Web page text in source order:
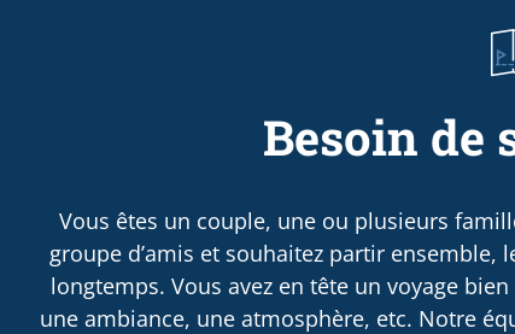
Besoin de
Vous êtes un couple, une ou plusieurs
groupe d’amis et souhaitez partir ensemble,
longtemps. Vous avez en tête un voyage
une ambiance, une atmosphère, etc. Notre